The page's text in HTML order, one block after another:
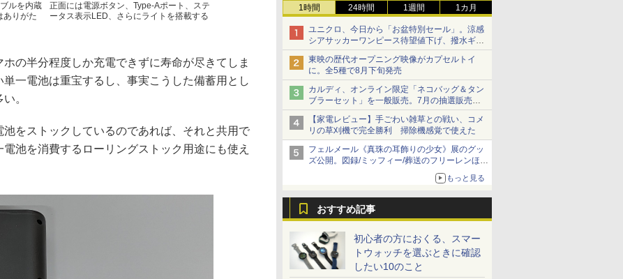
1時間 24時間 1週間 1カ月
ユニクロ、今日から「お盆特別セール」。涼感
シアサッカーワンピース待望値下げ、撥水ギア
ショーツは1990円に
東映の歴代オープニング映像がカプセルトイ
に。全5種で8月下旬発売
カルディ、オンライン限定「ネコバッグ＆タン
ブラーセット」を一般販売。7月の抽選販売の
当選無効分
【家電レビュー】手ごわい雑草との戦い、コメ
リの草刈機で完全勝利 掃除機感覚で使えた
フェルメール《真珠の耳飾りの少女》展のグッ
ズ公開。図録/ミッフィー/葬送のフリーレンほ
もっと見る
おすすめ記事
初心者の方におくる、スマー
トウォッチを選ぶときに確認
したい10のこと
ルを内蔵
ありがた
正面には電源ボタン、Type-Aポート、ステ
ータス表示LED、さらにライトを搭載する
の半分程度しか充電できずに寿命が尽きてしま
一電池は重宝するし、事実こうした備蓄用とし
。
をストックしているのであれば、それと共用で
池を消費するローリングストック用途にも使え